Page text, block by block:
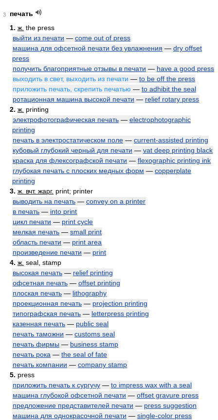
3
печать
1. ж. the press
выйти из печати — come out of press
машина для офсетной печати без увлажнения — dry offset
press
получить благоприятные отзывы в печати — have a good press
выходить в свет, выходить из печати — to be off the press
приложить печать, скрепить печатью — to adhibit the seal
ротационная машина высокой печати — relief rotary press
2. ж. printing
электрофотографическая печать — electrophotographic
printing
печать в электростатическом поле — current-assisted printing
кубовый глубокий черный для печати — vat deep printing black
краска для флексографской печати — flexographic printing ink
глубокая печать с плоских медных форм — copperplate
printing
3. ж. вчт. жарг. print; printer
выводить на печать — convey on a printer
в печать — into print
цикл печати — print cycle
мелкая печать — small print
область печати — print area
произведение печати — print
4. ж. seal, stamp
высокая печать — relief printing
офсетная печать — offset printing
плоская печать — lithography
проекционная печать — projection printing
типографская печать — letterpress printing
казенная печать — public seal
печать таможни — customs seal
печать фирмы — business stamp
печать рока — the seal of fate
печать компании — company stamp
5. press
приложить печать к сургучу — to impress wax with a seal
машина глубокой офсетной печати — offset gravure press
предложение представителей печати — press suggestion
машина для однокрасочной печати — single-color press